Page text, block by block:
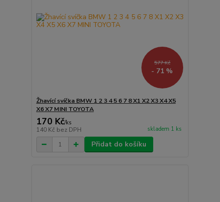
577 Kč
- 71 %
Žhavící svíčka BMW 1 2 3 4 5 6 7 8 X1 X2 X3 X4 X5
X6 X7 MINI TOYOTA
170 Kč/ks
140 Kč bez DPH skladem 1 ks
Přidat do košíku